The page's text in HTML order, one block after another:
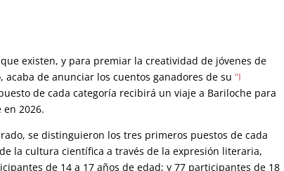
existen, y para premiar la creatividad de jóvenes de
acaba de anunciar los cuentos ganadores desu“I
de cada categoría recibirá un viaje a Bariloche para
2026.
se distinguieron los tres primeros puestos de cada
la cultura científica a través de la expresión literaria,
de 14 a 17 años de edad; y77 participantes de 18